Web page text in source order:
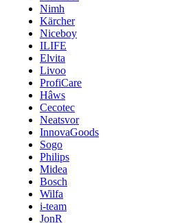
Nimh
Kärcher
Niceboy
ILIFE
Elvita
Livoo
ProfiCare
Hâws
Cecotec
Neatsvor
InnovaGoods
Sogo
Philips
Midea
Bosch
Wilfa
i-team
JonR